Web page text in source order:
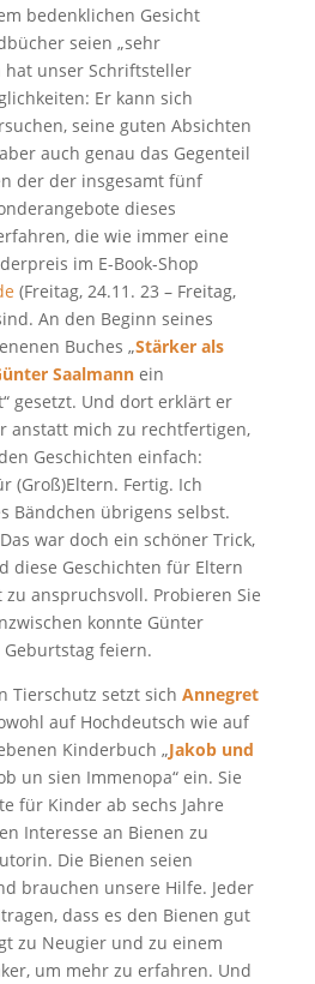
bedenklichen Gesicht
seien „sehr
hat unser Schriftsteller
Er kann sich
seine guten Absichten
auch genau das Gegenteil
der der insgesamt fünf
dieses
die wie immer eine
im E-Book-Shop
(Freitag, 24.11. 23 – Freitag,
An den Beginn seines
Buches „Stärker als
Saalmannein
gesetzt. Und dort erklärt er
anstatt mich zu rechtfertigen,
Geschichten einfach:
(Groß)Eltern. Fertig. Ich
Bändchen übrigens selbst.
war doch ein schöner Trick,
diese Geschichten für Eltern
anspruchsvoll. Probieren Sie
konnte Günter
feiern.
Tierschutz setzt sich Annegret
auf Hochdeutsch wie auf
Kinderbuch „Jakob und
un sien Immenopa“ ein. Sie
für Kinder ab sechs Jahre
Interesse an Bienen zu
Die Bienen seien
brauchen unsere Hilfe. Jeder
dass es den Bienen gut
zu Neugier und zu einem
um mehr zu erfahren. Und